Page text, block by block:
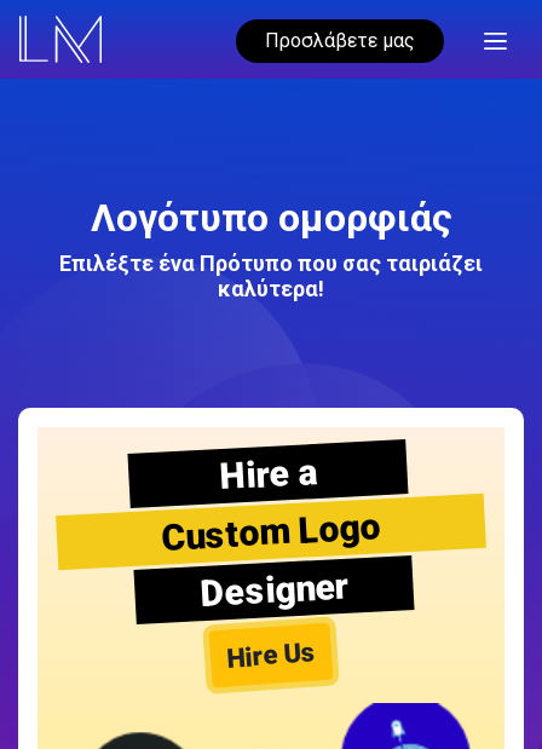
Προσλάβετε μας
Λογότυπο ομορφιάς
Επιλέξτε ένα Πρότυπο που σας ταιριάζει
καλύτερα!
Hire a
Custom Logo
Designer
Hire Us